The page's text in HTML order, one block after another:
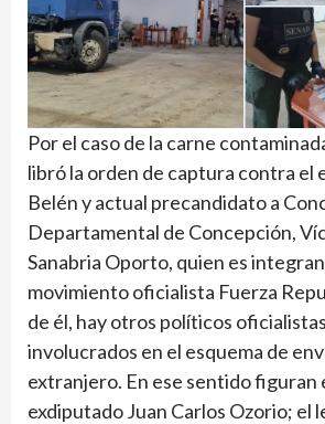
Por el caso de la carne
libró la orden de captura contra el
Belén y actual precandidato a
Departamental de Concepción,
Sanabria Oporto, quien es
movimiento oficialista Fuerza
de él, hay otros políticos
involucrados en el esquema de
extranjero. En ese sentido figuran
exdiputado Juan Carlos Ozorio; el